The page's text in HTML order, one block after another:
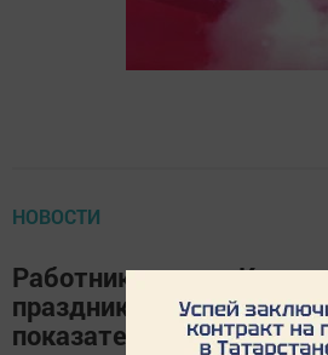
НОВОСТИ
Работники почты
праздник встречают с
показателями